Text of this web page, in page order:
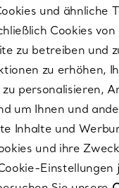
und ähnliche
Cookies
zu betreiben und
zu erhöhen,
personalisieren,
um Ihnen und
Inhalte und
und ihre
Einstellungen